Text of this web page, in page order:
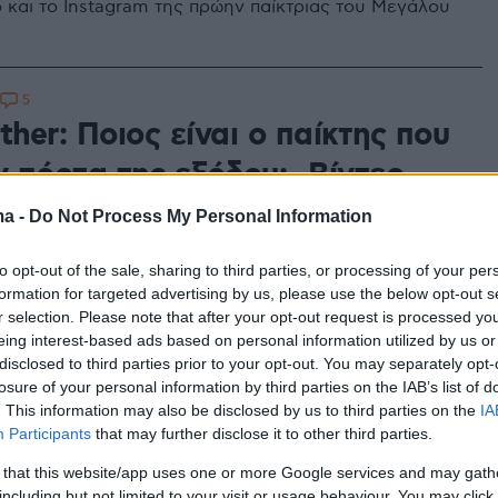
- Do Not Process My Personal Information
opt-out of the sale, sharing to third parties, or processing of your
for targeted advertising by us, please use the below opt-out
selection. Please note that after your opt-out request is processed
interest-based ads based on personal information utilized by us
to third parties prior to your opt-out. You may separately
of your personal information by third parties on the IAB’s list of
This information may also be disclosed by us to third parties on the
Participants that may further disclose it to other third parties.
that this website/app uses one or more Google services and may
και το Instagram της πρώην παίκτριας του Μεγάλου
Ποιος είναι ο παίκτης που
πόρτα της εξόδου; -Βίντεο
κοινό αποφάσισε...
5
Οι... σκοπιές στο
έφεραν γκρίνια και νεύρα
8